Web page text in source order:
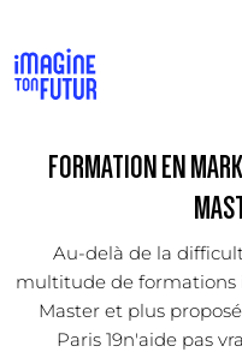
FORMATION EN
Au-delà de la
multitude de formations
Master et plus
Paris 19n'aide pas